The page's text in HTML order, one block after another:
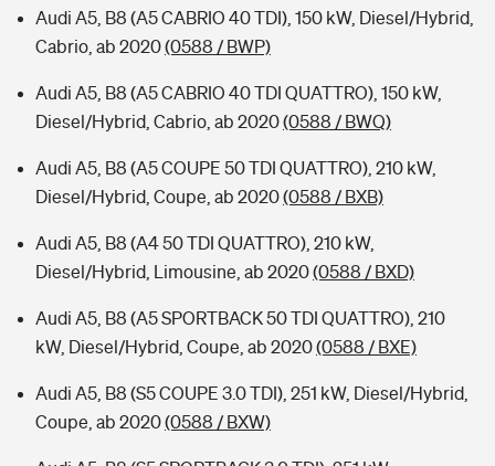
Audi A5, B8 (A5 CABRIO 40 TDI), 150 kW, Diesel/Hybrid,
Cabrio, ab 2020(0588 / BWP)
Audi A5, B8 (A5 CABRIO 40 TDI QUATTRO), 150 kW,
Diesel/Hybrid, Cabrio, ab 2020(0588 / BWQ)
Audi A5, B8 (A5 COUPE 50 TDI QUATTRO), 210 kW,
Diesel/Hybrid, Coupe, ab 2020(0588 / BXB)
Audi A5, B8 (A4 50 TDI QUATTRO), 210 kW,
Diesel/Hybrid, Limousine, ab 2020(0588 / BXD)
Audi A5, B8 (A5 SPORTBACK 50 TDI QUATTRO), 210
kW, Diesel/Hybrid, Coupe, ab 2020(0588 / BXE)
Audi A5, B8 (S5 COUPE 3.0 TDI), 251 kW, Diesel/Hybrid,
Coupe, ab 2020(0588 / BXW)